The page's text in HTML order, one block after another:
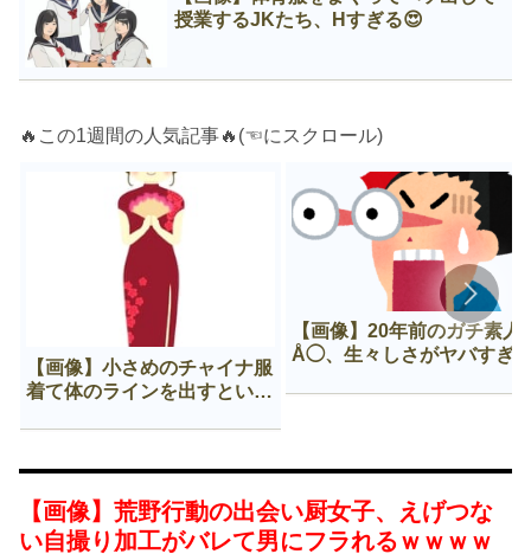
授業するJKたち、Нすぎる😍
🔥この1週間の人気記事🔥(☜にスクロール)
【画像】小さめのチャイナ服
着て体のラインを出すという
【画像】20年前のガチ素人
Å◯、生々しさがヤバすぎ
【画像】荒野行動の出会い厨女子、えげつな
い自撮り加工がバレて男にフラれるｗｗｗｗ